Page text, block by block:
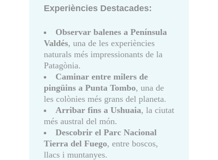
Experiències Destacades:
Observar balenes a Península
Valdés, una de les experiències
naturals més impressionants de la
Patagònia.
Caminar entre milers de
pingüins a Punta Tombo, una de
les colònies més grans del planeta.
Arribar fins a Ushuaia, la ciutat
més austral del món.
Descobrir el Parc Nacional
Tierra del Fuego, entre boscos,
llacs i muntanyes.